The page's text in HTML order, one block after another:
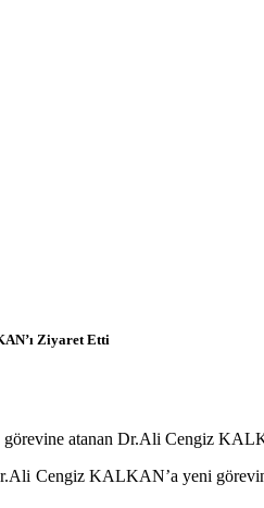
Ziyaret Etti
atanan Dr.Ali Cengiz
Cengiz KALKAN’a yeni